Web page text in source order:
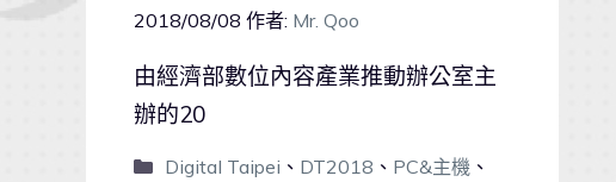
2018/08/08 作者: Mr. Qoo
由經濟部數位內容產業推動辦公室主
辦的20
Digital Taipei 、 DT2018 、 PC&主機 、